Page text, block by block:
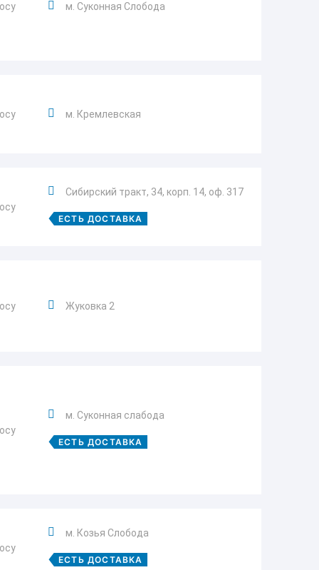
м. Суконная Слобода
м. Кремлевская
Сибирский тракт, 34, корп. 14, оф. 317
ЕСТЬ ДОСТАВКА
Жуковка 2
м. Суконная слабода
ЕСТЬ ДОСТАВКА
м. Козья Слобода
ЕСТЬ ДОСТАВКА